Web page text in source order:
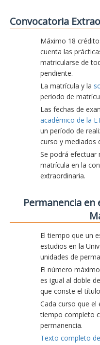
Convocatoria
Máximo 18
cuenta las
matricularse de
pendiente.
La matrícula y la
periodo de
Las fechas de
académico de la
un período de
curso y mediados
Se podrá efectuar
matrícula en la
extraordinaria.
Permanencia
El tiempo que un
estudios en la
unidades de
El número
es igual al doble
que conste el
Cada curso que
tiempo completo
permanencia.
Texto completo